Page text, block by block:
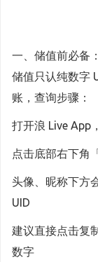
一、储值前必备
储值只认纯数字
账，查询步骤：
打开浪 Live App
点击底部右下角
头像、昵称下方
UID
建议直接点击复
数字